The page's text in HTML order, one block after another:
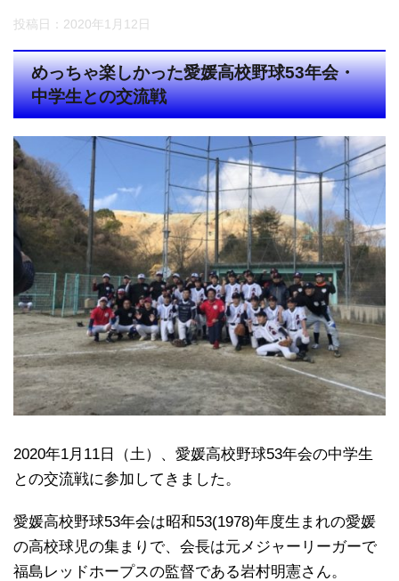
投稿日： 2020年1月12日
めっちゃ楽しかった愛媛高校野球53年会・
中学生との交流戦
2020年1月11日（土）、愛媛高校野球53年会の中学生
との交流戦に参加してきました。
愛媛高校野球53年会は昭和53(1978)年度生まれの愛媛
の高校球児の集まりで、会長は元メジャーリーガーで
福島レッドホープスの監督である岩村明憲さん。